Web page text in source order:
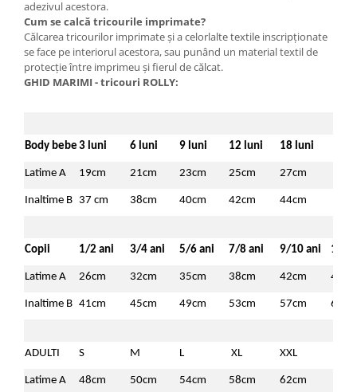
adezivul acestora.
Cum se calcă tricourile imprimate?
Călcarea tricourilor imprimate şi a celorlalte textile inscripţionate
se face pe interiorul acestora, sau punând un material textil de
protecţie între imprimeu şi fierul de călcat.
GHID MARIMI - tricouri ROLLY:
Body bebe 3 luni 6 luni 9 luni 12 luni 18 luni
Latime A 19cm 21cm 23cm 25cm 27cm
Inaltime B 37 cm 38cm 40cm 42cm 44cm
Copii 1/2 ani 3/4 ani 5/6 ani 7/8 ani 9/10 ani 11/
Latime A 26cm 32cm 35cm 38cm 42cm 46cm
Inaltime B 41cm 45cm 49cm 53cm 57cm 61cm
ADULTI S M L XL XXL
Latime A 48cm 50cm 54cm 58cm 62cm